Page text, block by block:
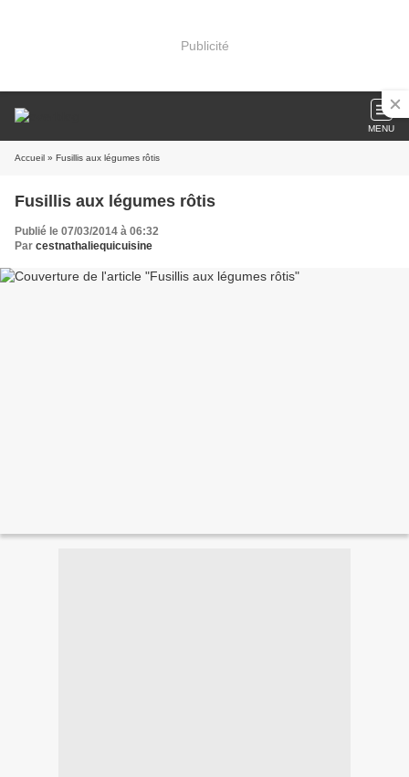
Publicité
MENU
Accueil » Fusillis aux légumes rôtis
Fusillis aux légumes rôtis
Publié le 07/03/2014 à 06:32
Par cestnathaliequicuisine